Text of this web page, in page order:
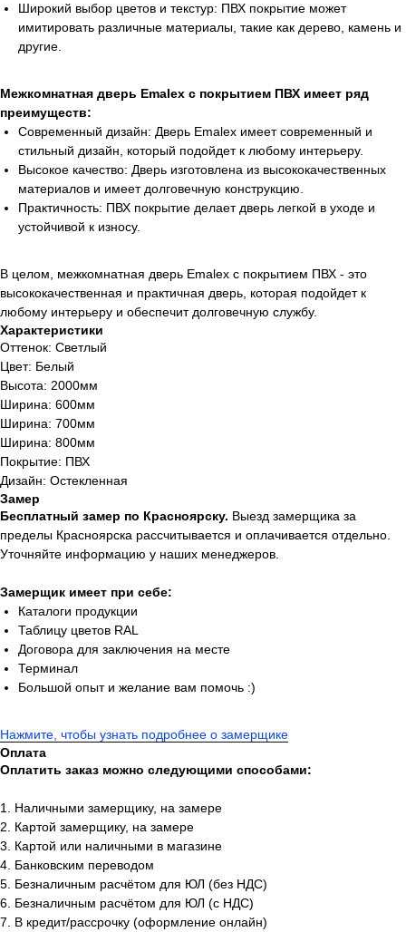
Широкий выбор цветов и текстур: ПВХ покрытие может
имитировать различные материалы, такие как дерево, камень и
другие.
Межкомнатная дверь Emalex с покрытием ПВХ имеет ряд
преимуществ:
Современный дизайн: Дверь Emalex имеет современный и
стильный дизайн, который подойдет к любому интерьеру.
Высокое качество: Дверь изготовлена из высококачественных
материалов и имеет долговечную конструкцию.
Практичность: ПВХ покрытие делает дверь легкой в уходе и
устойчивой к износу.
В целом, межкомнатная дверь Emalex с покрытием ПВХ - это
высококачественная и практичная дверь, которая подойдет к
любому интерьеру и обеспечит долговечную службу.
Характеристики
Оттенок: Светлый
Цвет: Белый
Высота: 2000мм
Ширина: 600мм
Ширина: 700мм
Ширина: 800мм
Покрытие: ПВХ
Дизайн: Остекленная
Замер
Бесплатный замер по Красноярску. Выезд замерщика за
пределы Красноярска рассчитывается и оплачивается отдельно.
Уточняйте информацию у наших менеджеров.
Замерщик имеет при себе:
Каталоги продукции
Таблицу цветов RAL
Договора для заключения на месте
Терминал
Большой опыт и желание вам помочь :)
Нажмите, чтобы узнать подробнее о замерщике
Оплата
Оплатить заказ можно следующими способами:
1. Наличными замерщику, на замере
2. Картой замерщику, на замере
3. Картой или наличными в магазине
4. Банковским переводом
5. Безналичным расчётом для ЮЛ (без НДС)
6. Безналичным расчётом для ЮЛ (с НДС)
7. В кредит/рассрочку (оформление онлайн)